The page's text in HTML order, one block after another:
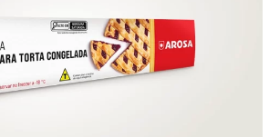
SAC ACESSO PARA PARCEIROS